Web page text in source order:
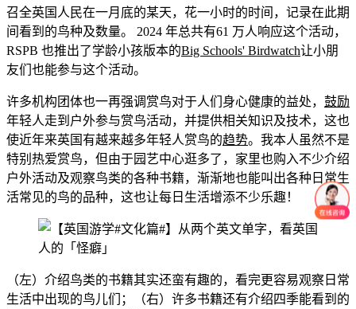
召全英国人民在一月底的某天，花一小时的时间，记录在此期
间看到的鸟种及数量。 2024 年总共有61 万人响应这个活动，
RSPB 也推出了学龄小孩版本的Big Schools' Birdwatch让小朋
友们也能参与这个活动。
许多机构团体也一再强调赏鸟对于人们身心健康的益处， 鼓励
年轻人走到户外参与赏鸟活动，并提供相关知识及技术，这也
使近年来英国有越来越多年轻人赏鸟的趋势。我本人虽然不是
特别热爱赏鸟，但由于园艺中心逛多了，家里也购入不少介绍
户外活动及观察鸟类的各种书籍，渐渐地也能叫出各种日常生
活常见的鸟的品种，这也让每日生活增添不少乐趣！
（左）介绍鸟类的书籍其实还蛮有趣的，看完更容易观察日常
生活中出现的鸟儿们；（右）许多书籍还有介绍四季能看到的